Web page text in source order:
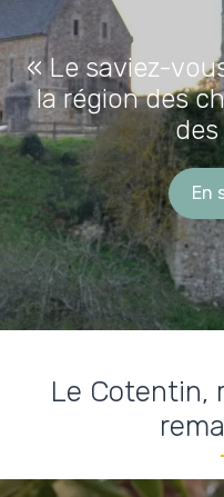
« Le saviez-
la région des
En
Le Cotentin,